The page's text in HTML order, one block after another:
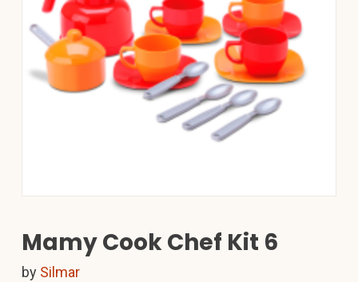
Mamy Cook Chef Kit 6
by Silmar